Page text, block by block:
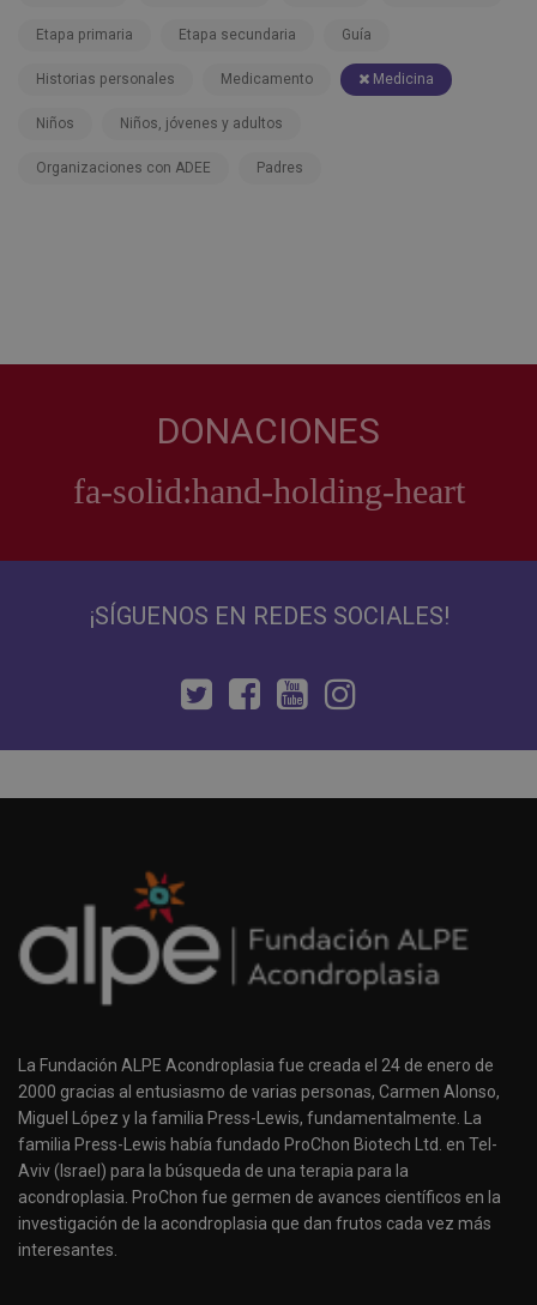
Etapa primaria Etapa secundaria Guía
Historias personales Medicamento Medicina
Niños Niños, jóvenes y adultos
Organizaciones con ADEE Padres
DONACIONES
¡SÍGUENOS EN REDES SOCIALES!
La Fundación ALPE Acondroplasia fue creada el 24 de enero de
2000 gracias al entusiasmo de varias personas, Carmen Alonso,
Miguel López y la familia Press-Lewis, fundamentalmente. La
familia Press-Lewis había fundado ProChon Biotech Ltd. en Tel-
Aviv (Israel) para la búsqueda de una terapia para la
acondroplasia. ProChon fue germen de avances científicos en la
investigación de la acondroplasia que dan frutos cada vez más
interesantes.